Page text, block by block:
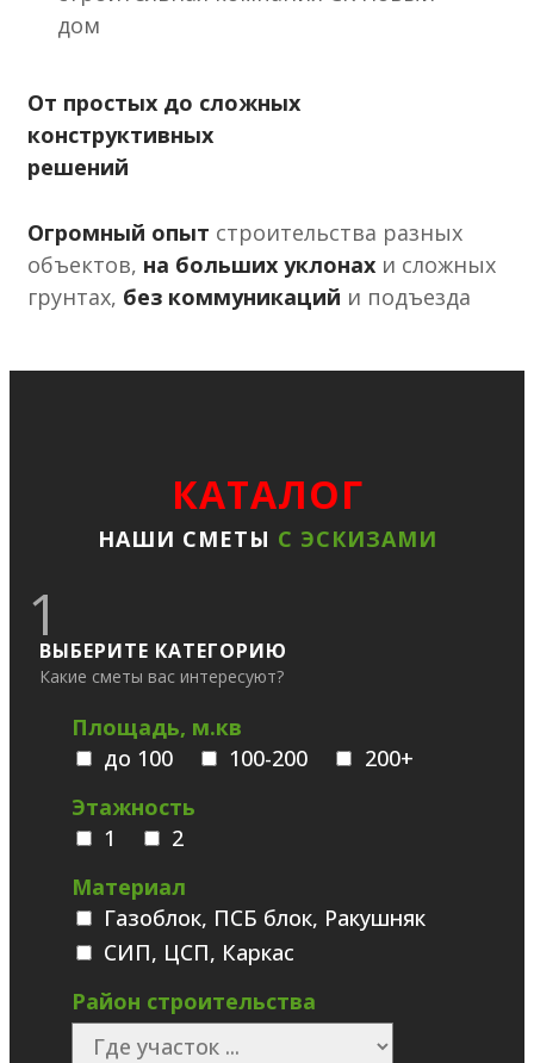
От простых до сложных
конструктивных
решений
Огромный опыт строительства разных
объектов, на больших уклонах и сложных
грунтах, без коммуникаций и подъезда
КАТАЛОГ
НАШИ СМЕТЫ С ЭСКИЗАМИ
1ВЫБЕРИТЕ КАТЕГОРИЮ
Какие сметы вас интересуют?
Площадь, м.кв
до 100
100-200
200+
Этажность
1
2
Материал
Газоблок, ПСБ блок, Ракушняк
СИП, ЦСП, Каркас
Район строительства